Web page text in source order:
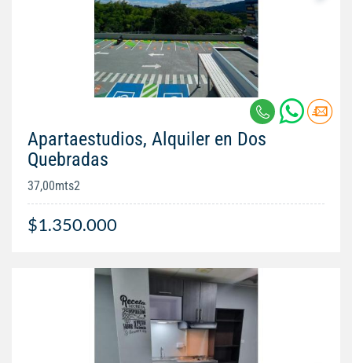
Apartaestudios, Alquiler en Dos
Quebradas
37,00mts2
$1.350.000